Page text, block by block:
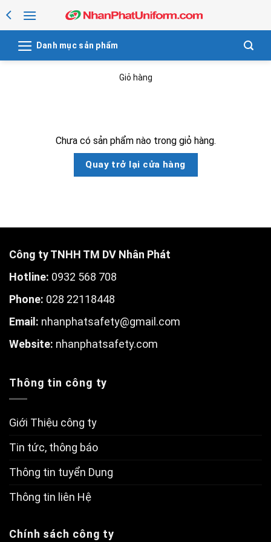
to
Danh mục sản phẩm
Giỏ hàng
Chưa có sản phẩm nào trong giỏ hàng.
Quay trở lại cửa hàng
Công ty TNHH TM DV Nhân Phát
Hotline: 0932 568 708
Phone: 028 22118448
Email: nhanphatsafety@gmail.com
Website: nhanphatsafety.com
Thông tin công ty
Giới Thiệu công ty
Tin tức, thông báo
Thông tin tuyển Dụng
Thông tin liên Hệ
Chính sách công ty